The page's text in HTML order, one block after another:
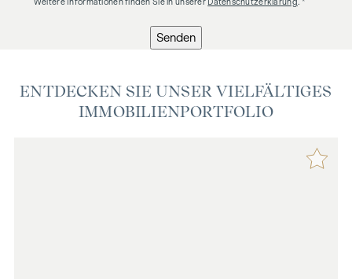
Senden
ENTDECKEN SIE UNSER VIELFÄLTIGES
IMMOBILIENPORTFOLIO